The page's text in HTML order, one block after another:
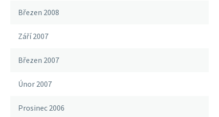
Březen 2008
Září 2007
Březen 2007
Únor 2007
Prosinec 2006